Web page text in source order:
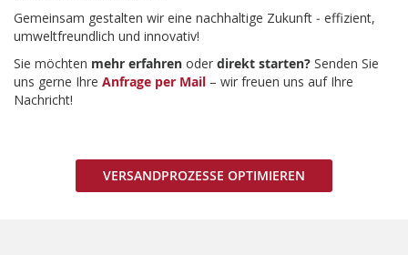
Gemeinsam gestalten wir eine nachhaltige Zukunft ‒ effizient,
umweltfreundlich und innovativ!
Sie möchten mehr erfahren oder direkt starten? Senden Sie
uns gerne Ihre Anfrage per Mail – wir freuen uns auf Ihre
Nachricht!
VERSANDPROZESSE OPTIMIEREN